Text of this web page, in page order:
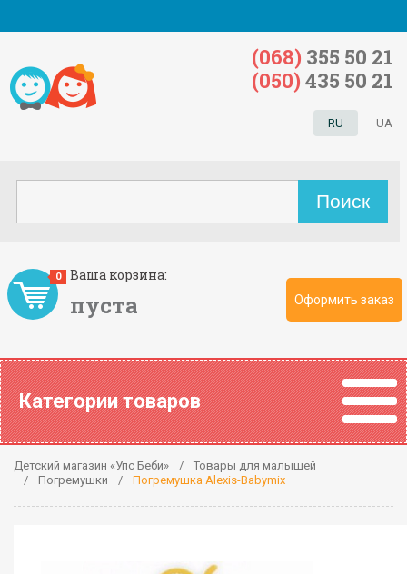
Ваша корзина:
пуста
0
Оформить заказ
RU UA
(068) 355 50 21
(050) 435 50 21
Категории товаров
Детский магазин «Упс Беби»
Товары для малышей
Погремушки
Погремушка Alexis-Babymix